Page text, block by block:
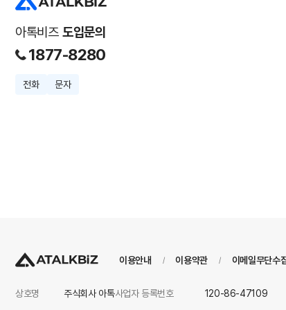
아톡비즈 도입문의
1877-8280
전화 문자
이용안내 / 이용약관 / 이메일무단수
상호명 주식회사 아톡사업자 등록번호 120-86-47109